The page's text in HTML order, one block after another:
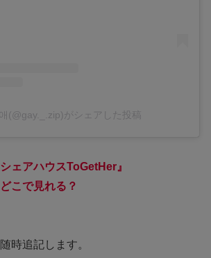
(@gay._.zip)がシェアした投稿
ェアハウスToGetHer』
こで見れる？
時追記します。